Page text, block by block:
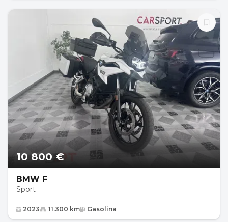
10 800 €
BMW F
Sport
2023 11.300 km Gasolina